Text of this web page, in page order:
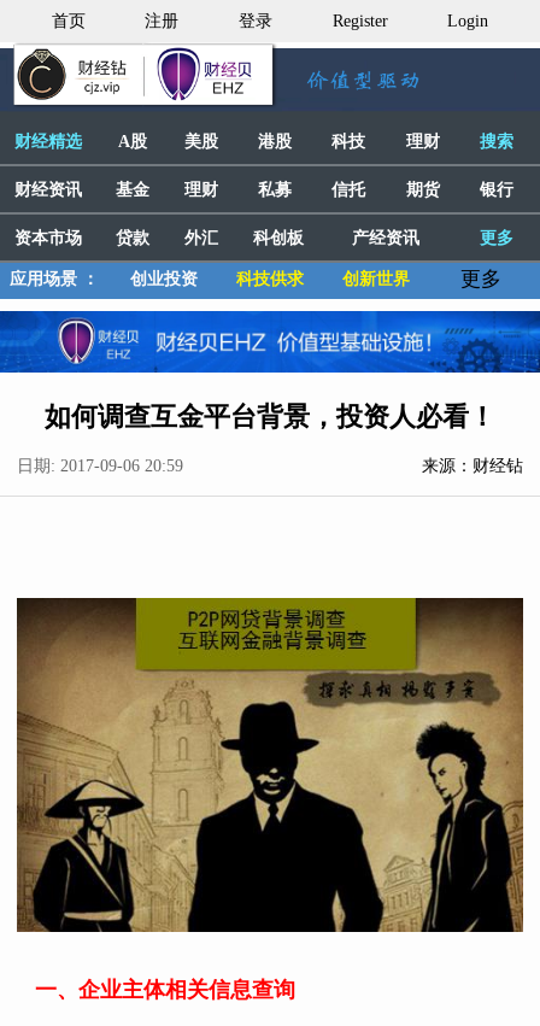
首页 注册 登录 Register Login
财经精选 A股 美股 港股 科技 理财 搜索
财经资讯 基金 理财 私募 信托 期货 银行
资本市场 贷款 外汇 科创板 产经资讯 更多
应用场景 ： 创业投资 科技供求 创新世界 更多
如何调查互金平台背景，投资人必看！
日期: 2017-09-06 20:59 来源：财经钻
一、企业主体相关信息查询